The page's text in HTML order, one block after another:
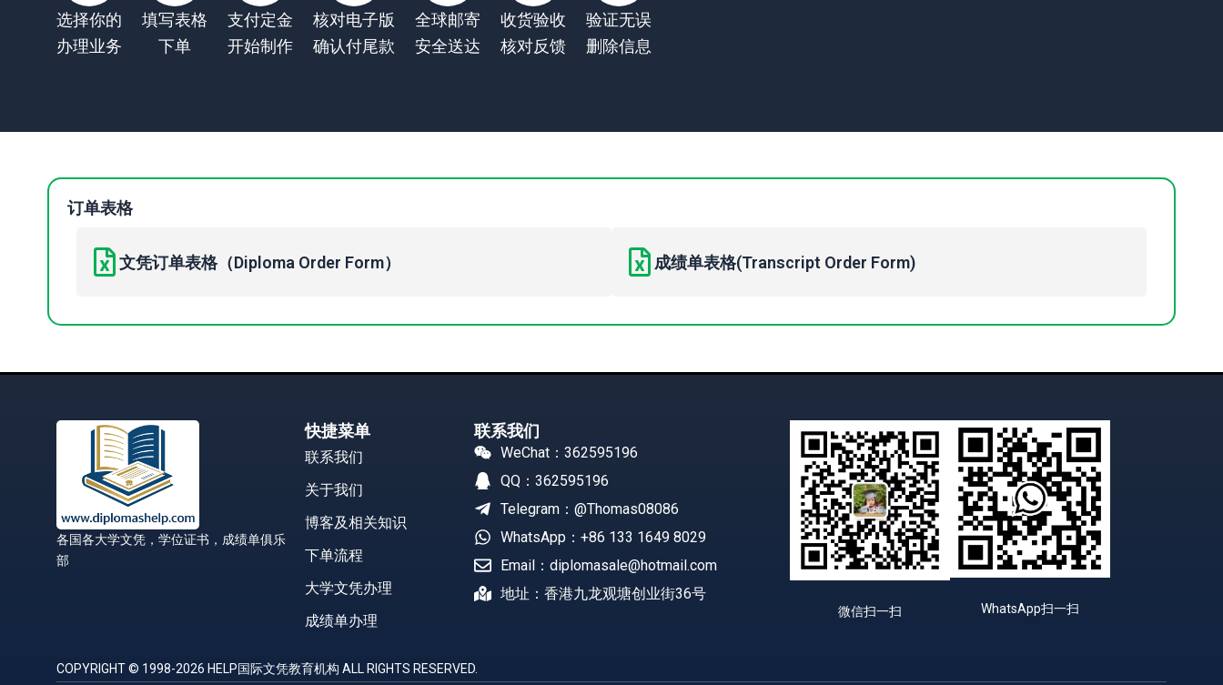
选择你的
办理业务
填写表格
下单
支付定金
开始制作
核对电子版
确认付尾款
全球邮寄
安全送达
收货验收
核对反馈
验证无误
删除信息
订单表格
文凭订单表格（Diploma Order Form） 成绩单表格(Transcript Order Form)
各国各大学文凭，学位证书，成绩单俱乐
部
快捷菜单
联系我们
关于我们
博客及相关知识
下单流程
大学文凭办理
成绩单办理
联系我们
WeChat：362595196
QQ：362595196
Telegram：@Thomas08086
WhatsApp：+86 133 1649 8029
Email：diplomasale@hotmail.com
地址：香港九龙观塘创业街36号
微信扫一扫 WhatsApp扫一扫
COPYRIGHT © 1998-2026 HELP国际文凭教育机构 ALL RIGHTS RESERVED.